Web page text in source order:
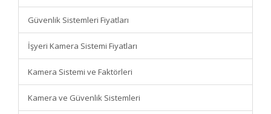
Güvenlik Sistemleri Fiyatları
İşyeri Kamera Sistemi Fiyatları
Kamera Sistemi ve Faktörleri
Kamera ve Güvenlik Sistemleri